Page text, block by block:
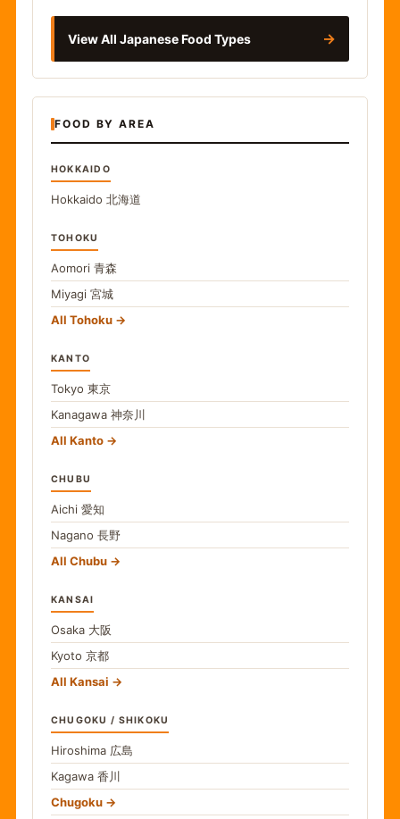
View All Japanese Food Types →
FOOD BY AREA
HOKKAIDO
Hokkaido 北海道
TOHOKU
Aomori 青森
Miyagi 宮城
All Tohoku
KANTO
Tokyo 東京
Kanagawa 神奈川
All Kanto
CHUBU
Aichi 愛知
Nagano 長野
All Chubu
KANSAI
Osaka 大阪
Kyoto 京都
All Kansai
CHUGOKU / SHIKOKU
Hiroshima 広島
Kagawa 香川
Chugoku